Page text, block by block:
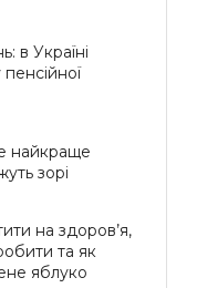
в Україні
найкраще
зорі
на здоров’я,
та як
яблуко